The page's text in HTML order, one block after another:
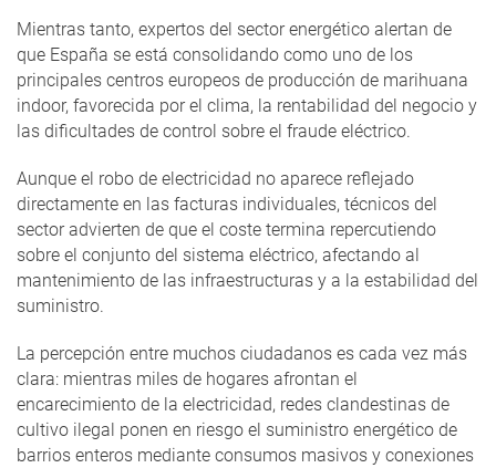
Mientras tanto, expertos del sector energético alertan de
que España se está consolidando como uno de los
principales centros europeos de producción de marihuana
indoor, favorecida por el clima, la rentabilidad del negocio y
las dificultades de control sobre el fraude eléctrico.
Aunque el robo de electricidad no aparece reflejado
directamente en las facturas individuales, técnicos del
sector advierten de que el coste termina repercutiendo
sobre el conjunto del sistema eléctrico, afectando al
mantenimiento de las infraestructuras y a la estabilidad del
suministro.
La percepción entre muchos ciudadanos es cada vez más
clara: mientras miles de hogares afrontan el
encarecimiento de la electricidad, redes clandestinas de
cultivo ilegal ponen en riesgo el suministro energético de
barrios enteros mediante consumos masivos y conexiones